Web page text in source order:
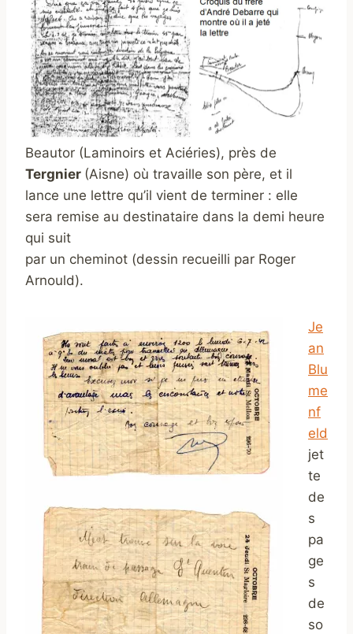
Beautor (Laminoirs et Aciéries), près de
Tergnier (Aisne) où travaille son père, et il
lance une lettre qu’il vient de terminer : elle
sera remise au destinataire dans la demi heure
qui suit
par un cheminot (dessin recueilli par Roger
Arnould).
Je
an
Blu
me
nf
eld
jet
te
de
s
pa
ge
s
de
so